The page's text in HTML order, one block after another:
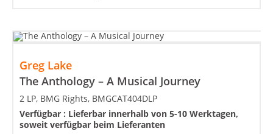
Greg Lake
The Anthology – A Musical Journey
2 LP, BMG Rights, BMGCAT404DLP
Verfügbar : Lieferbar innerhalb von 5-10 Werktagen,
soweit verfügbar beim Lieferanten